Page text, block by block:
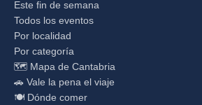
Este fin de semana
Todos los eventos
Por localidad
Por categoría
🗺️ Mapa de Cantabria
🚗 Vale la pena el viaje
🍽️ Dónde comer